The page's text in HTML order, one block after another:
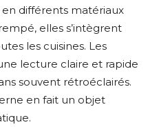
différents matériaux
elles s’intègrent
les cuisines. Les
lecture claire et rapide
souvent rétroéclairés.
en fait un objet